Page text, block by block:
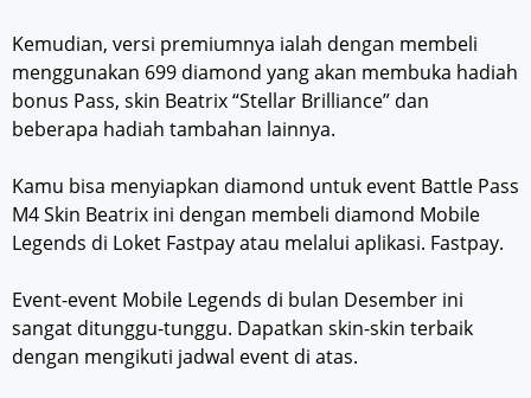
Kemudian, versi premiumnya ialah dengan membeli
menggunakan 699 diamond yang akan membuka hadiah
bonus Pass, skin Beatrix “Stellar Brilliance” dan
beberapa hadiah tambahan lainnya.
Kamu bisa menyiapkan diamond untuk event Battle Pass
M4 Skin Beatrix ini dengan membeli diamond Mobile
Legends di Loket Fastpay atau melalui aplikasi. Fastpay.
Event-event Mobile Legends di bulan Desember ini
sangat ditunggu-tunggu. Dapatkan skin-skin terbaik
dengan mengikuti jadwal event di atas.